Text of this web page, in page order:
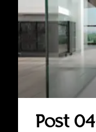
Post 04